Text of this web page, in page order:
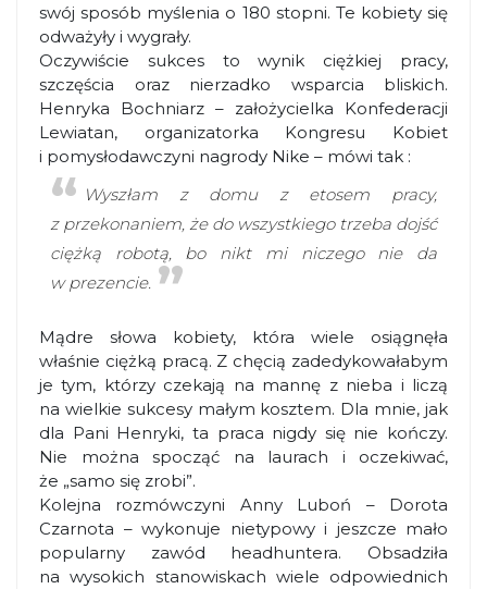
swój sposób myślenia o 180 stopni. Te kobiety się
odważyły i wygrały.
Oczywiście sukces to wynik ciężkiej pracy,
szczęścia oraz nierzadko wsparcia bliskich.
Henryka Bochniarz – założycielka Konfederacji
Lewiatan, organizatorka Kongresu Kobiet
i pomysłodawczyni nagrody Nike – mówi tak :
Wyszłam z domu z etosem pracy,
z przekonaniem, że do wszystkiego trzeba dojść
ciężką robotą, bo nikt mi niczego nie da
w prezencie.
Mądre słowa kobiety, która wiele osiągnęła
właśnie ciężką pracą. Z chęcią zadedykowałabym
je tym, którzy czekają na mannę z nieba i liczą
na wielkie sukcesy małym kosztem. Dla mnie, jak
dla Pani Henryki, ta praca nigdy się nie kończy.
Nie można spocząć na laurach i oczekiwać,
że „samo się zrobi”.
Kolejna rozmówczyni Anny Luboń – Dorota
Czarnota – wykonuje nietypowy i jeszcze mało
popularny zawód headhuntera. Obsadziła
na wysokich stanowiskach wiele odpowiednich